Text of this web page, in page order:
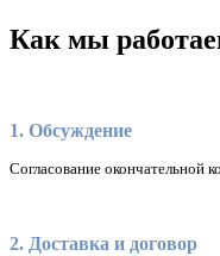
Как мы
1. Обсуждение
Согласование окончательной
2. Доставка и договор